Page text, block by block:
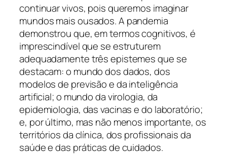
continuar vivos, pois queremos imaginar
mundos mais ousados. A pandemia
demonstrou que, em termos cognitivos, é
imprescindível que se estruturem
adequadamente três epistemes que se
destacam: o mundo dos dados, dos
modelos de previsão e da inteligência
artificial; o mundo da virologia, da
epidemiologia, das vacinas e do laboratório;
e, por último, mas não menos importante, os
territórios da clínica, dos profissionais da
saúde e das práticas de cuidados.